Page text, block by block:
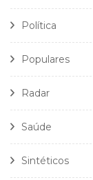
Política
Populares
Radar
Saúde
Sintéticos